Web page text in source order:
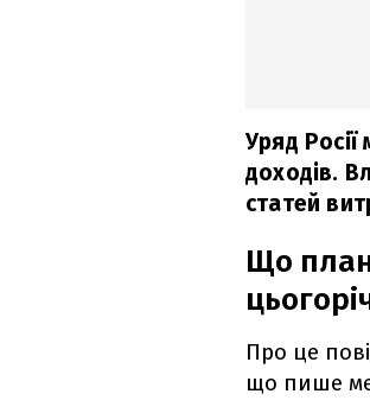
Уряд
доходів.
статей
Що
Про це
що пише